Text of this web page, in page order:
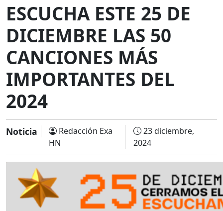
ESCUCHA ESTE 25 DE
DICIEMBRE LAS 50
CANCIONES MÁS
IMPORTANTES DEL
2024
Noticia
Redacción Exa
HN
23 diciembre,
2024